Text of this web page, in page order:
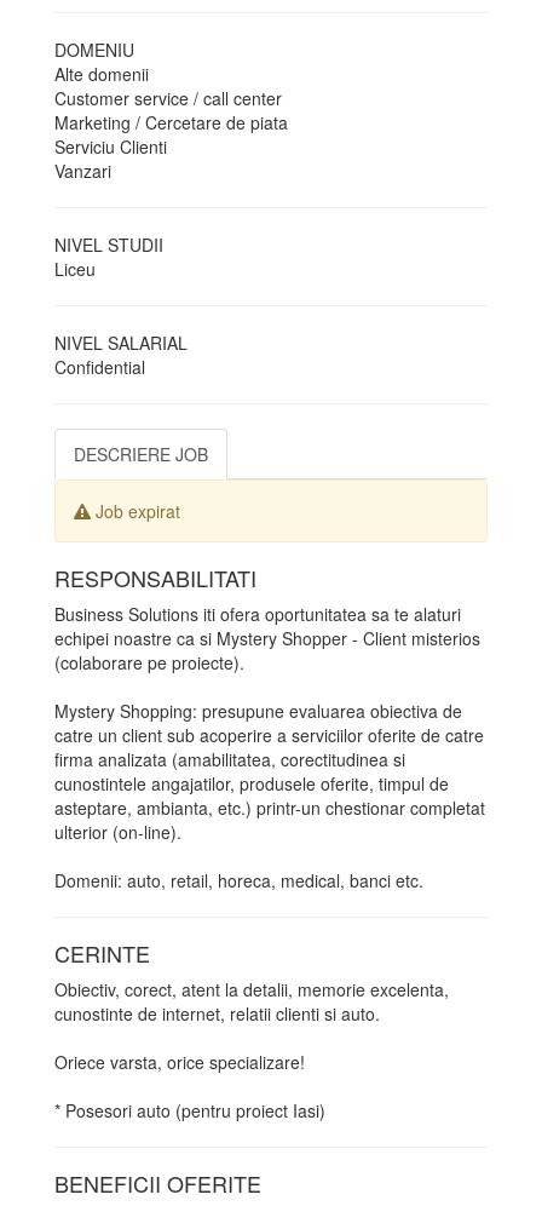
DOMENIU
Alte domenii
Customer service / call center
Marketing / Cercetare de piata
Serviciu Clienti
Vanzari
NIVEL STUDII
Liceu
NIVEL SALARIAL
Confidential
DESCRIERE JOB
Job expirat
RESPONSABILITATI
Business Solutions iti ofera oportunitatea sa te alaturi
echipei noastre ca si Mystery Shopper - Client misterios
(colaborare pe proiecte).
Mystery Shopping: presupune evaluarea obiectiva de
catre un client sub acoperire a serviciilor oferite de catre
firma analizata (amabilitatea, corectitudinea si
cunostintele angajatilor, produsele oferite, timpul de
asteptare, ambianta, etc.) printr-un chestionar completat
ulterior (on-line).
Domenii: auto, retail, horeca, medical, banci etc.
CERINTE
Obiectiv, corect, atent la detalii, memorie excelenta,
cunostinte de internet, relatii clienti si auto.
Oriece varsta, orice specializare!
* Posesori auto (pentru proiect Iasi)
BENEFICII OFERITE